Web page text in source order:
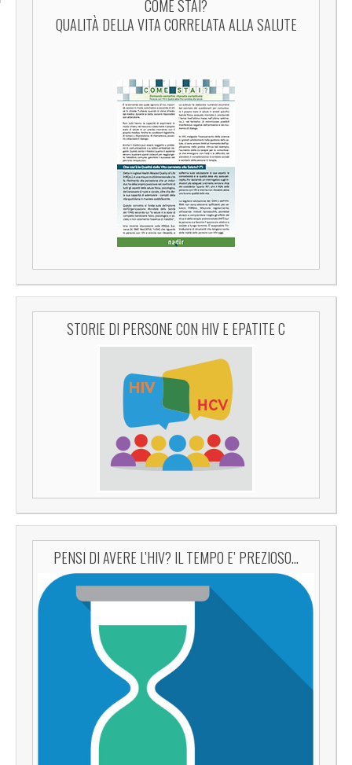
COME STAI?
QUALITÀ DELLA VITA CORRELATA ALLA SALUTE
STORIE DI PERSONE CON HIV E EPATITE C
PENSI DI AVERE L’HIV? IL TEMPO E’ PREZIOSO…